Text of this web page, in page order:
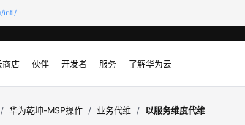
intl/
商店 伙伴 开发者 服务 了解华为云
/ 华为乾坤-MSP操作 / 业务代维 / 以服务维度代维